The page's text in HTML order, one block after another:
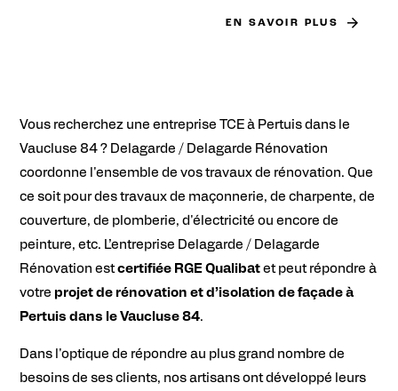
EN SAVOIR PLUS
Vous recherchez une entreprise TCE à Pertuis dans le
Vaucluse 84 ? Delagarde / Delagarde Rénovation
coordonne l'ensemble de vos travaux de rénovation. Que
ce soit pour des travaux de maçonnerie, de charpente, de
couverture, de plomberie, d'électricité ou encore de
peinture, etc. L’entreprise Delagarde / Delagarde
Rénovation estcertifiée RGE Qualibat et peut répondre à
votre projet de rénovation et d’isolation de façade à
Pertuis dans le Vaucluse 84.
Dans l'optique de répondre au plus grand nombre de
besoins de ses clients, nos artisans ont développé leurs